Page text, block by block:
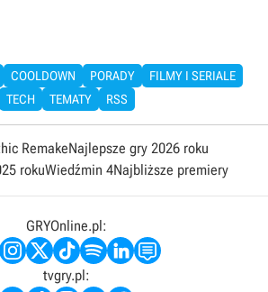
COOLDOWN PORADY
FILMY I SERIALE
TECH
TEMATY RSS
RemakeNajlepsze gry 2026 roku
rokuWiedźmin 4Najbliższe premiery
GRYOnline.pl:
tvgry.pl: